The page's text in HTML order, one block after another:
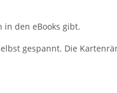
in den eBooks gibt.
gespannt. Die